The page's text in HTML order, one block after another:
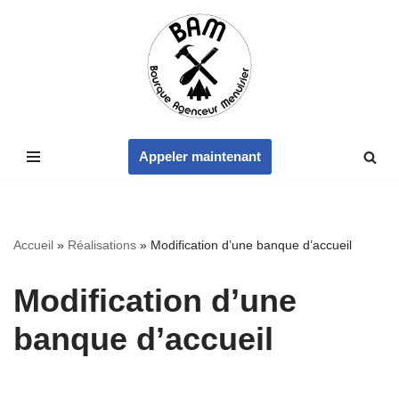
Appeler maintenant
Accueil » Réalisations » Modification d’une banque d’accueil
Modification d’une
banque d’accueil